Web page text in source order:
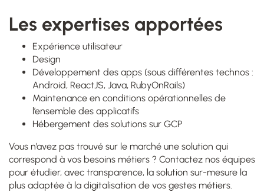
Les expertises apportées
Expérience utilisateur
Design
Développement des apps (sous différentes technos :
Android, ReactJS, Java, RubyOnRails)
Maintenance en conditions opérationnelles de
l’ensemble des applicatifs
Hébergement des solutions sur GCP
Vous n’avez pas trouvé sur le marché une solution qui
correspond à vos besoins métiers ? Contactez nos équipes
pour étudier, avec transparence, la solution sur-mesure la
plus adaptée à la digitalisation de vos gestes métiers.